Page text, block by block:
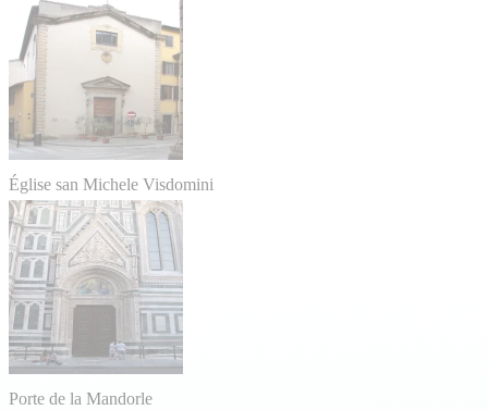
Église san Michele Visdomini
Porte de la Mandorle